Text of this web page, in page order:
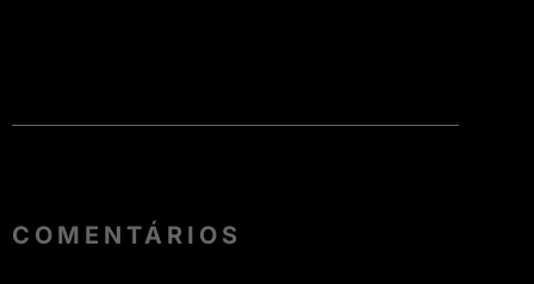
COMENTÁRIOS